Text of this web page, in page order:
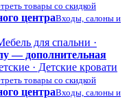
товары со скидкой
центраВходы, салоны и
для спальни ·
— дополнительная
· Детские кровати
товары со скидкой
центраВходы, салоны и